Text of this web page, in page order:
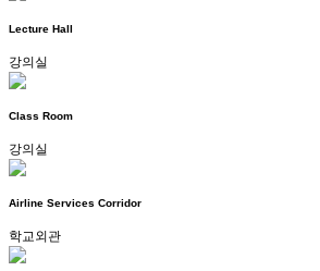
Lecture Hall
강의실
Class Room
강의실
Airline Services Corridor
학교외관